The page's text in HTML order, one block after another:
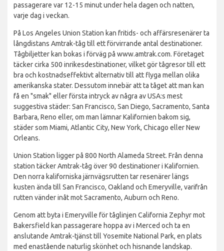
passagerare var 12-15 minut under hela dagen och natten,
varje dag i veckan.
På Los Angeles Union Station kan fritids- och affärsresenärer ta
långdistans Amtrak-tåg till ett förvirrande antal destinationer.
Tågbiljetter kan bokas i förväg på www.amtrak.com. Företaget
täcker cirka 500 inrikesdestinationer, vilket gör tågresor till ett
bra och kostnadseffektivt alternativ till att flyga mellan olika
amerikanska stater. Dessutom innebär att ta tåget att man kan
få en "smak" eller första intryck av några av USA:s mest
suggestiva städer: San Francisco, San Diego, Sacramento, Santa
Barbara, Reno eller, om man lämnar Kalifornien bakom sig,
städer som Miami, Atlantic City, New York, Chicago eller New
Orleans.
Union Station ligger på 800 North Alameda Street. Från denna
station täcker Amtrak-tåg över 90 destinationer i Kalifornien.
Den norra kaliforniska järnvägsrutten tar resenärer längs
kusten ända till San Francisco, Oakland och Emeryville, varifrån
rutten vänder inåt mot Sacramento, Auburn och Reno.
Genom att byta i Emeryville för tåglinjen California Zephyr mot
Bakersfield kan passagerare hoppa av i Merced och ta en
anslutande Amtrak-tjänst till Yosemite National Park, en plats
med enastående naturlig skönhet och hisnande landskap.